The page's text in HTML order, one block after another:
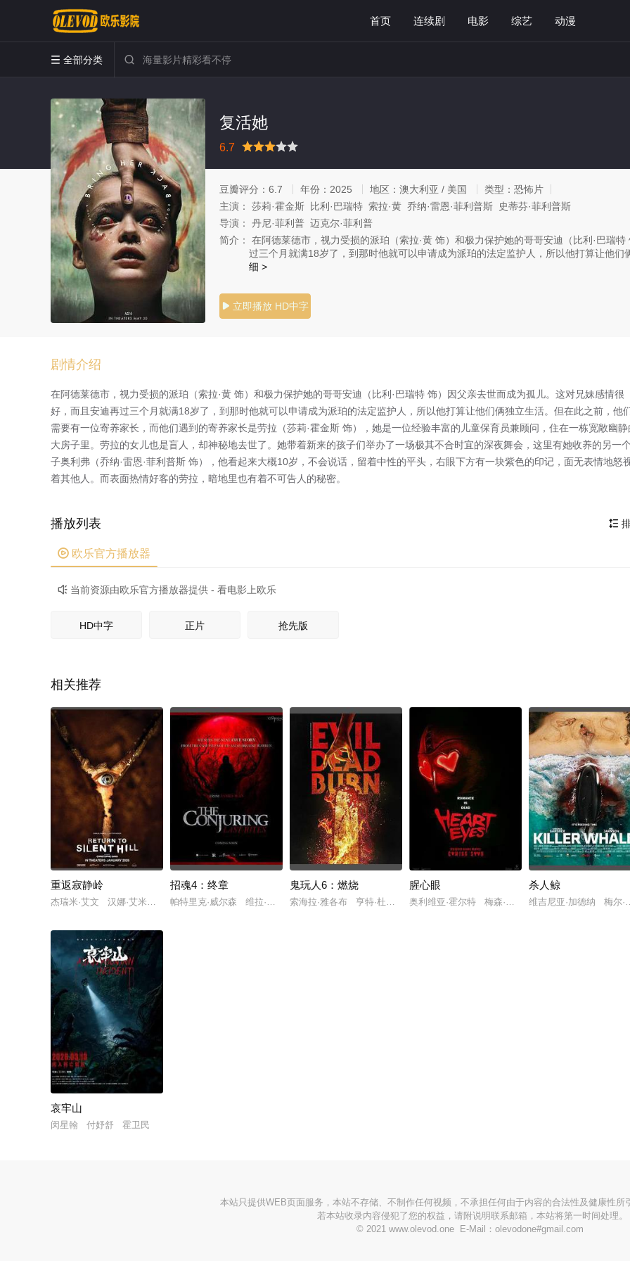
首页 连续剧 电影 综艺 动漫
 全部分类 
复活她
6.7
很差较差还行 推荐力荐
豆瓣评分： 6.7 年份： 2025 地区： 澳大利亚 / 美国 类型： 恐怖片
主演：
莎莉·霍金斯 比利·巴瑞特 索拉·黄 乔纳·雷恩·菲利普斯 史蒂芬·菲利普斯
导演：
丹尼·菲利普 迈克尔·菲利普
简介：
在阿德莱德市，视力受损的派珀（索拉·黄 饰）和极力保护她的哥哥安迪（比利·巴瑞
过三个月就满18岁了，到那时他就可以申请成为派珀的法定监护人，所以他打算让他
细 >
 立即播放 HD中字
剧情介绍
在阿德莱德市，视力受损的派珀（索拉·黄 饰）和极力保护她的哥哥安迪（比利·巴瑞特 饰）因父亲去世而成为孤儿。这对兄妹感情很
好，而且安迪再过三个月就满18岁了，到那时他就可以申请成为派珀的法定监护人，所以他打算让他们俩独立生活。但在此之前，他
需要有一位寄养家长，而他们遇到的寄养家长是劳拉（莎莉·霍金斯 饰），她是一位经验丰富的儿童保育员兼顾问，住在一栋宽敞幽静
大房子里。劳拉的女儿也是盲人，却神秘地去世了。她带着新来的孩子们举办了一场极其不合时宜的深夜舞会，这里有她收养的另一
子奥利弗（乔纳·雷恩·菲利普斯 饰），他看起来大概10岁，不会说话，留着中性的平头，右眼下方有一块紫色的印记，面无表情地怒
着其他人。而表面热情好客的劳拉，暗地里也有着不可告人的秘密。

播放列表
 欧乐官方播放器
 当前资源由欧乐官方播放器提供 - 看电影上欧乐
HD中字 正片 抢先版
相关推荐
重返寂静岭
杰瑞米·艾文 汉娜·艾米莉·安德森 艾维·坦普尔顿
招魂4：终章
帕特里克·威尔森 维拉·法米加 米娅·汤姆林森
鬼玩人6：燃烧
索海拉·雅各布 亨特·杜汉 卢西安·布坎南
腥心眼
奥利维亚·霍尔特 梅森·古丁 吉吉·尊巴多
杀人鲸
维吉尼亚·加德纳 梅尔
哀牢山
闵星翰 付妤舒 霍卫民
本站只提供WEB页面服务，本站不存储、不制作任何视频，不承担任何由于内容的合法性及健康性所
若本站收录内容侵犯了您的权益，请附说明联系邮箱，本站将第一时间处理。
© 2021 www.olevod.one E-Mail：olevodone#gmail.com